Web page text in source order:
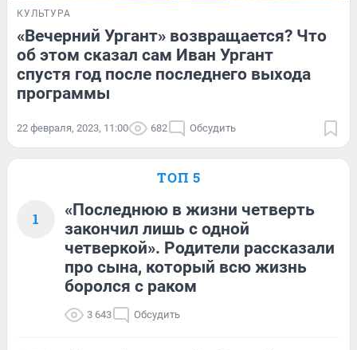
КУЛЬТУРА
«Вечерний Ургант» возвращается? Что
об этом сказал сам Иван Ургант
спустя год после последнего выхода
программы
22 февраля, 2023, 11:00 682 Обсудить
ТОП 5
1
«Последнюю в жизни четверть
закончил лишь с одной
четверкой». Родители рассказали
про сына, который всю жизнь
боролся с раком
3 643 Обсудить